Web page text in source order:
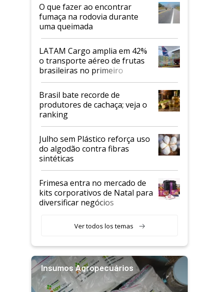
O que fazer ao encontrar
fumaça na rodovia durante
uma queimada
LATAM Cargo amplia em 42%
o transporte aéreo de frutas
brasileiras no primeiro
semestre
Brasil bate recorde de
produtores de cachaça; veja o
ranking
Julho sem Plástico reforça uso
do algodão contra fibras
sintéticas
Frimesa entra no mercado de
kits corporativos de Natal para
diversificar negócios
Ver todos los temas
Insumos Agropecuários